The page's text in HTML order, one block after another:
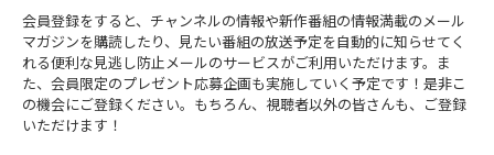
会員登録をすると、チャンネルの情報や新作番組の情報満載のメール
マガジンを購読したり、見たい番組の放送予定を自動的に知らせてく
れる便利な見逃し防止メールのサービスがご利用いただけます。ま
た、会員限定のプレゼント応募企画も実施していく予定です！是非こ
の機会にご登録ください。もちろん、視聴者以外の皆さんも、ご登録
いただけます！